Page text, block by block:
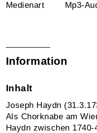
Medienart Mp3-
Information
Inhalt
Joseph Haydn
Als Chorknabe am
Haydn zwischen